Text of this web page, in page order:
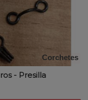
Corchetes
- Presilla